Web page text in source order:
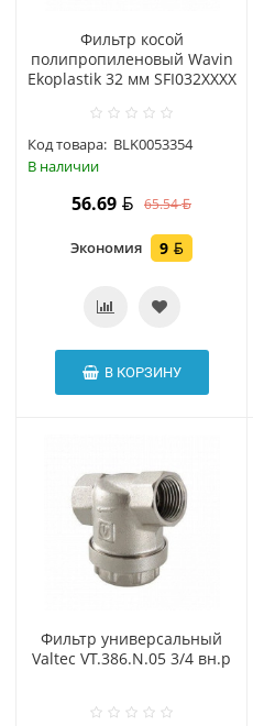
Фильтр косой
полипропиленовый Wavin
Ekoplastik 32 мм SFI032XXXX
Код товара: BLK0053354
В наличии
56.69 65.54
Экономия 9
В КОРЗИНУ
Фильтр универсальный
Valtec VT.386.N.05 3/4 вн.р